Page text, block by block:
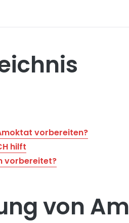
vorbereiten?
hilft
vorbereitet?
von